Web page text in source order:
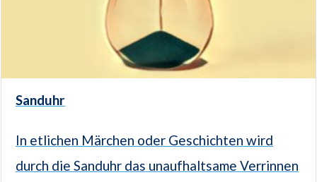
Sanduhr
In etlichen Märchen oder Geschichten wird
durch die Sanduhr das unaufhaltsame Verrinnen